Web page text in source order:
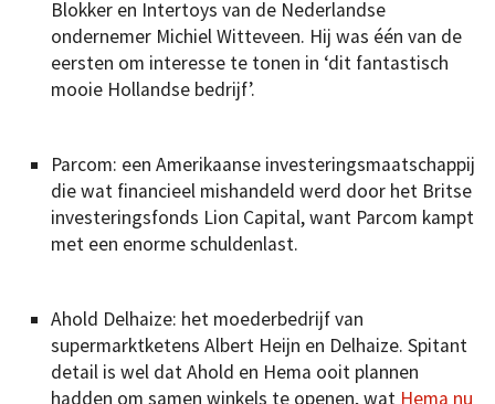
Blokker en Intertoys van de Nederlandse
ondernemer Michiel Witteveen. Hij was één van de
eersten om interesse te tonen in ‘dit fantastisch
mooie Hollandse bedrijf’.
Parcom: een Amerikaanse investeringsmaatschappij
die wat financieel mishandeld werd door het Britse
investeringsfonds Lion Capital, want Parcom kampt
met een enorme schuldenlast.
Ahold Delhaize: het moederbedrijf van
supermarktketens Albert Heijn en Delhaize. Spitant
detail is wel dat Ahold en Hema ooit plannen
hadden om samen winkels te openen, wat Hema nu